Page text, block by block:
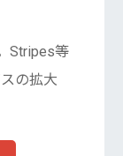
Stripes等
の拡大